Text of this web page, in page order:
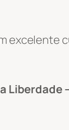
excelente
Liberdade